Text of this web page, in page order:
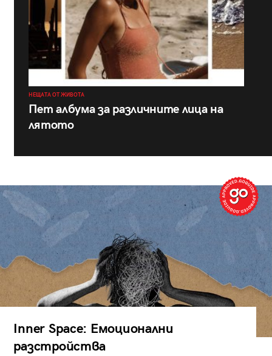
НЕЩАТА ОТ ЖИВОТА
Пет албума за различните лица на
лятото
Inner Space: Емоционални
разстройства